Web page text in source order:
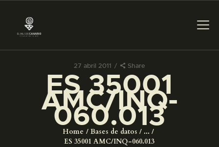
27 abril 2011 Share
ES 35001
AMC/INQ-
060.013
Home Bases de datos
...
ES 35001 AMC/INQ-060.013
PREPARAR LA VISITA
ACTIVIDADES